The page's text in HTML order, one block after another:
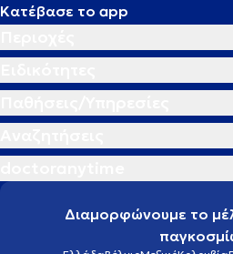
Κατέβασε το app
Διαμορφώνουμε το